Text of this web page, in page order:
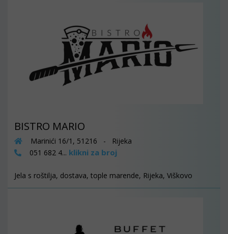
BISTRO MARIO
Marinići 16/1, 51216 - Rijeka
051 682 4... klikni za broj
Jela s roštilja, dostava, tople marende, Rijeka, Viškovo